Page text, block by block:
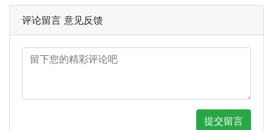
评论留言 意见反馈
提交留言